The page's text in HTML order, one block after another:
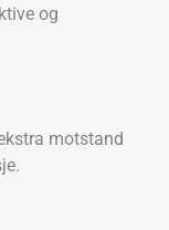
og
motstand